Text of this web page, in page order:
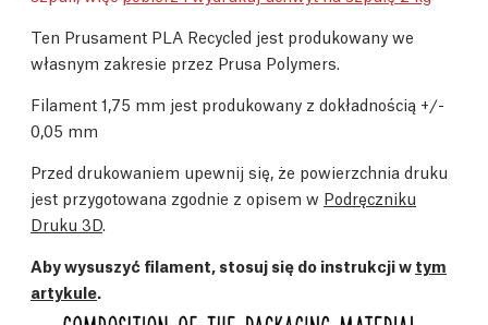
Ten Prusament PLA Recycled jest produkowany we
własnym zakresie przez Prusa Polymers.
Filament 1,75 mm jest produkowany z dokładnością +/-
0,05 mm
Przed drukowaniem upewnij się, że powierzchnia druku
jest przygotowana zgodnie z opisem w Podręczniku
Druku 3D.
Aby wysuszyć filament, stosuj się do instrukcji w tym
artykule.